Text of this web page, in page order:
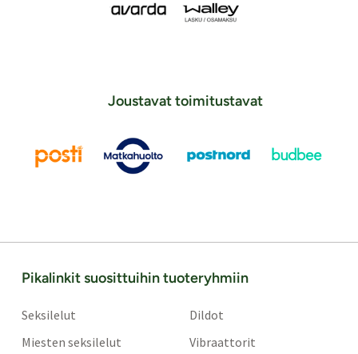
Joustavat toimitustavat
Pikalinkit suosittuihin tuoteryhmiin
Seksilelut
Miesten seksilelut
Dildot
Vibraattorit